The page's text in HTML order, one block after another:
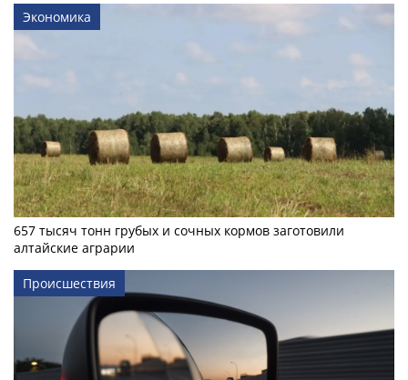
Экономика
657 тысяч тонн грубых и сочных кормов заготовили
алтайские аграрии
Происшествия